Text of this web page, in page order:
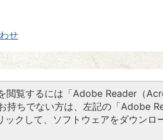
せ
閲覧するには「Adobe Reader（
持ちでない方は、左記の「Adobe
クして、ソフトウェアをダウンロ